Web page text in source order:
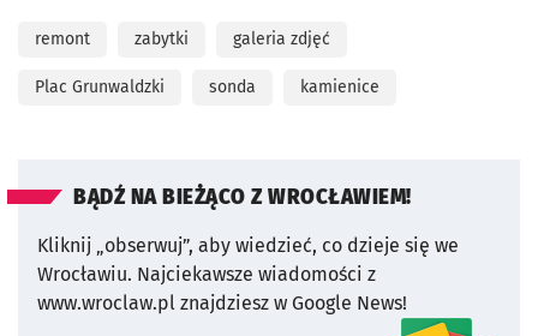
remont zabytki galeria zdjęć
Plac Grunwaldzki sonda kamienice
BĄDŹ NA BIEŻĄCO Z WROCŁAWIEM!
Kliknij „obserwuj”, aby wiedzieć, co dzieje się we
Wrocławiu. Najciekawsze wiadomości z
www.wroclaw.pl znajdziesz w Google News!